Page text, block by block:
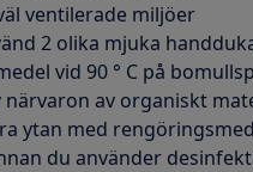
ventilerade miljöer
2 olika mjuka
vid 90 ° C på
av organiskt
ytan med
du använder